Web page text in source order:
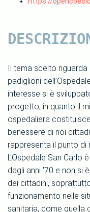
Il tema scelto riguarda
padiglioni
interesse si è
progetto, in quanto il
ospedaliera
benessere di noi
rappresenta il punto di
L'Ospedale San Carlo
dagli anni '70 e non si
dei cittadini,
funzionamento nelle
sanitaria, come quella